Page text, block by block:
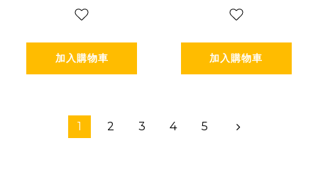
加入購物車 加入購物車
1 2 3 4 5